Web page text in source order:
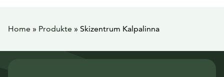
Home » Produkte » Skizentrum Kalpalinna